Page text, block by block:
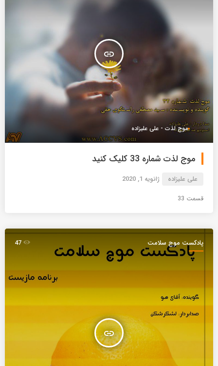
insert_link
موج لذت - علی علیزاده
موج لذت شماره 33 کلیک کنید
علی علیزاده ژانویه 1, 2020
قسمت 33
پادکست موج سلامت
insert_link